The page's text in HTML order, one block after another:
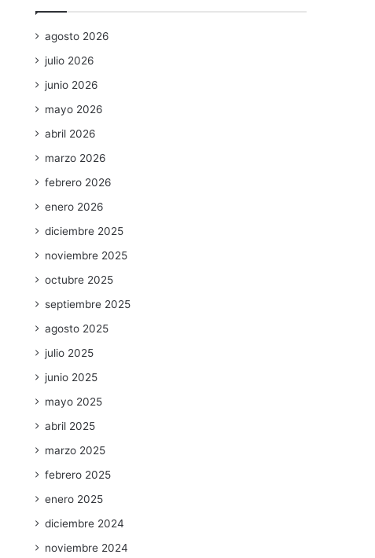
agosto 2026
julio 2026
junio 2026
mayo 2026
abril 2026
marzo 2026
febrero 2026
enero 2026
diciembre 2025
noviembre 2025
octubre 2025
septiembre 2025
agosto 2025
julio 2025
junio 2025
mayo 2025
abril 2025
marzo 2025
febrero 2025
enero 2025
diciembre 2024
noviembre 2024